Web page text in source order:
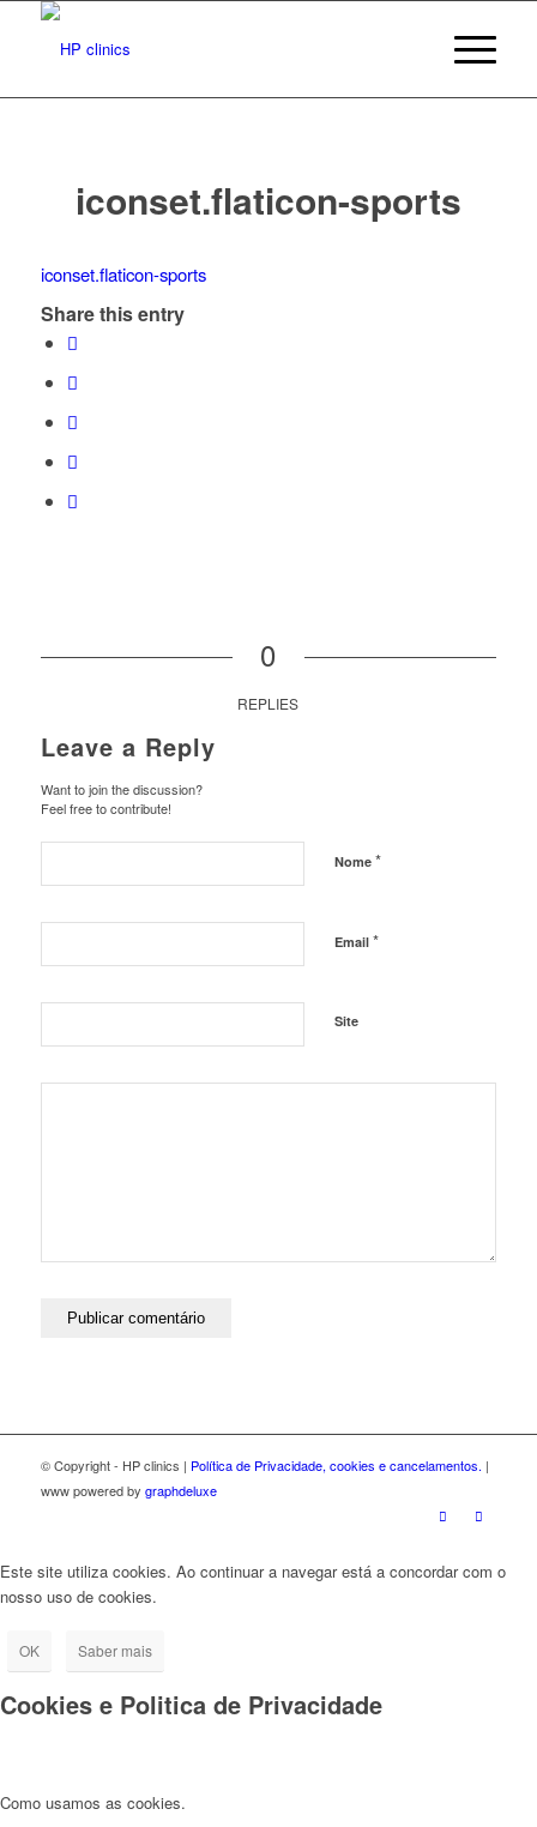
iconset.flaticon-sports
iconset.flaticon-sports
Share this entry
0
REPLIES
Leave a Reply
Want to join the discussion?
Feel free to contribute!
Nome *
Email *
Site
© Copyright - HP clinics | Política de Privacidade, cookies e cancelamentos. |
www powered by graphdeluxe
Este site utiliza cookies. Ao continuar a navegar está a concordar com o
nosso uso de cookies.
OK Saber mais
Cookies e Politica de Privacidade
Como usamos as cookies.